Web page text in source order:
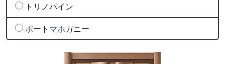
トリノパイン
ポートマホガニー